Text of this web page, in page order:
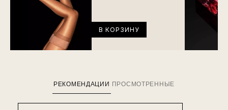
В КОРЗИНУ
РЕКОМЕНДАЦИИ ПРОСМОТРЕННЫЕ